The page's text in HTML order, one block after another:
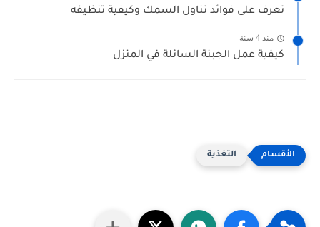
تعرف على فوائد تناول السمك وكيفية تنظيفه
منذ 4 سنة
كيفية عمل الجبنة السائلة في المنزل
التغذية